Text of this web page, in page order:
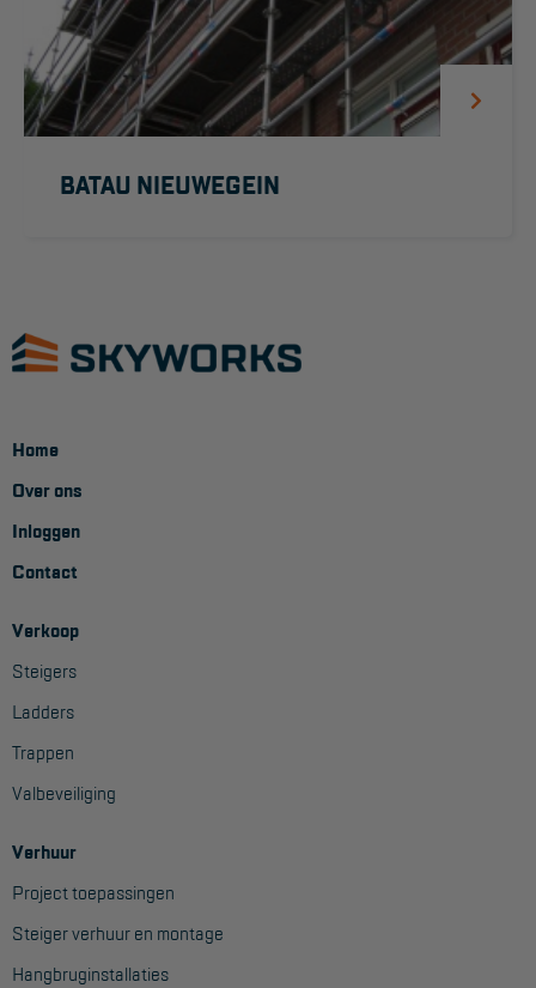
BATAU NIEUWEGEIN
Home
Over ons
Inloggen
Contact
Verkoop
Steigers
Ladders
Trappen
Valbeveiliging
Verhuur
Project toepassingen
Steiger verhuur en montage
Hangbruginstallaties